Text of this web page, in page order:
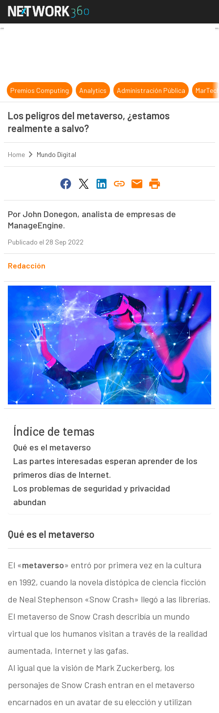
Los peligros del metaverso,
Premios Computing Analytics Administración Pública
Los peligros del metaverso, ¿estamos
realmente a salvo?
Home Mundo Digital
Por John Donegon, analista de empresas de
ManageEngine.
Publicado el 28 Sep 2022
Redacción
Índice de temas
Qué es el metaverso
Las partes interesadas esperan aprender de los
primeros días de Internet.
Los problemas de seguridad y privacidad
abundan
Qué es el metaverso
El «metaverso» entró por primera vez en la cultura
en 1992, cuando la novela distópica de ciencia ficción
de Neal Stephenson «Snow Crash» llegó a las librerías.
El metaverso de Snow Crash describía un mundo
virtual que los humanos visitan a través de la realidad
aumentada, Internet y las gafas.
Al igual que la visión de Mark Zuckerberg, los
personajes de Snow Crash entran en el metaverso
encarnados en un avatar de su elección y utilizan